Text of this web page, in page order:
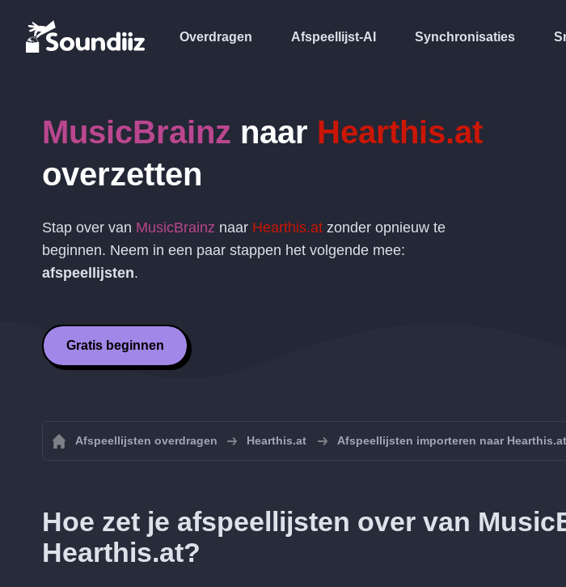
Overdragen Afspeellijst-AI Synchronisaties
MusicBrainz naar Hearthis.at
overzetten
Stap over van MusicBrainz naar Hearthis.at zonder opnieuw te
beginnen. Neem in een paar stappen het volgende mee:
afspeellijsten.
Gratis beginnen
Afspeellijsten overdragen Hearthis.at Afspeellijsten importeren naar Hearthis.at
Hoe zet je afspeellijsten over van
Hearthis.at?